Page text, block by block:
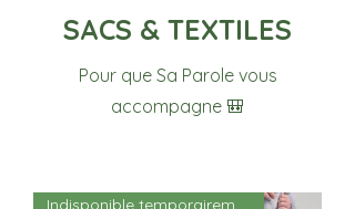
SACS & TEXTILES
Pour que Sa Parole vous
accompagne 🎒
Indisponible temporairement